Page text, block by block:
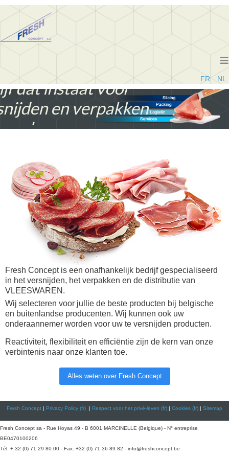
≡
FR NL
dat instaat voor
en verpakken
vleeswaren
Fresh Concept is een onafhankelijk bedrijf gespecialiseerd
in het versnijden, het verpakken en de distributie van
VLEESWAREN.
Wij selecteren voor jullie de beste producten bij belgische
en buitenlandse producenten. Wij kunnen ook uw
onderaannemer worden voor uw te versnijden producten.
Reactiviteit, flexibiliteit en efficiëntie zijn de kern van onze
verbintenis naar onze klanten toe.
Alles weten over Fresh Concept
Fresh Concept | Privacy Policy (fr) | Respect voor het privé-leven (fr) | Cookies (fr) | Sitemap
Fresh Concept sa - Rue Hoyas 49 - B 6001 MARCINELLE (Belgique) - N° entreprise
BE0470100206
Tél: + 32 (0) 71 29 80 00 - Fax: +32 (0) 71 36 89 82 - info@freshconcept.be